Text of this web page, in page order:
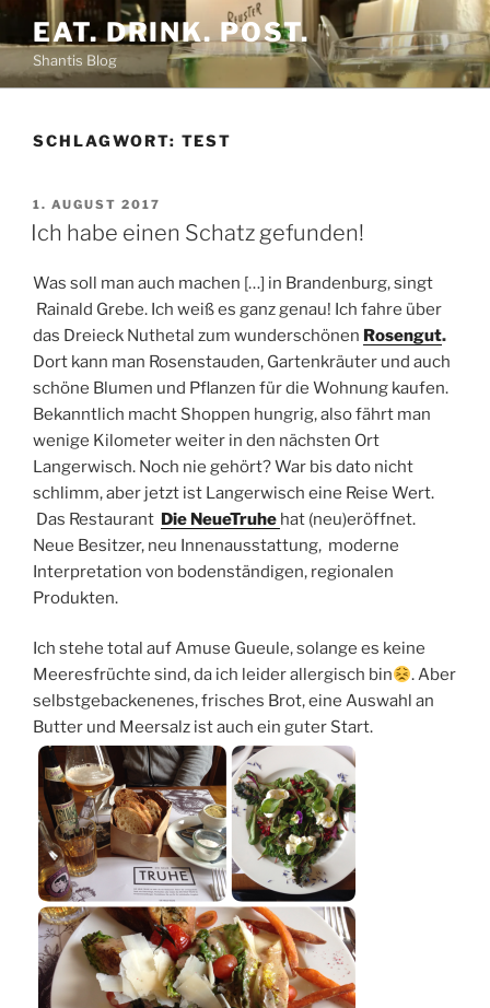
Zum
Inhalt
springen
EAT. DRINK. POST.
Shantis Blog
SCHLAGWORT: TEST
VERÖFFENTLICHT
AM
1. AUGUST 2017
Ich habe einen Schatz gefunden!
Was soll man auch machen […] in Brandenburg, singt
Rainald Grebe. Ich weiß es ganz genau! Ich fahre über
das Dreieck Nuthetal zum wunderschönen Rosengut.
Dort kann man Rosenstauden, Gartenkräuter und auch
schöne Blumen und Pflanzen für die Wohnung kaufen.
Bekanntlich macht Shoppen hungrig, also fährt man
wenige Kilometer weiter in den nächsten Ort
Langerwisch. Noch nie gehört? War bis dato nicht
schlimm, aber jetzt ist Langerwisch eine Reise Wert.
Das Restaurant Die NeueTruhe hat (neu)eröffnet.
Neue Besitzer, neu Innenausstattung, moderne
Interpretation von bodenständigen, regionalen
Produkten.
Ich stehe total auf Amuse Gueule, solange es keine
Meeresfrüchte sind, da ich leider allergisch bin
. Aber
selbstgebackenenes, frisches Brot, eine Auswahl an
Butter und Meersalz ist auch ein guter Start.